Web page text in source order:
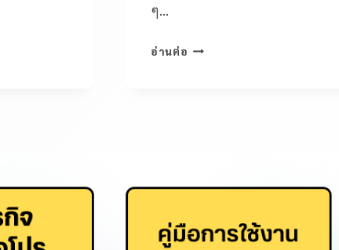
ๆ…
อ่านต่อ